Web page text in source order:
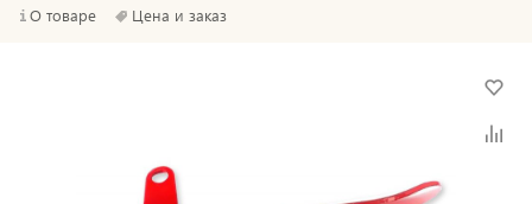
О товаре Цена и заказ